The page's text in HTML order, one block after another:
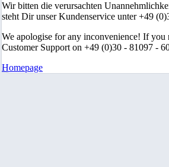
Wir bitten die verursachten
steht Dir unser Kundenservice unter +49
We apologise for any inconvenience! If you
Customer Support on +49 (0)30 - 81097 -
Homepage